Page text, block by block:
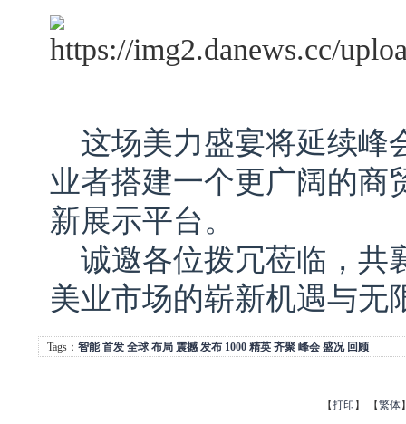
这场美力盛宴将延续峰
业者搭建一个更广阔的商
新展示平台。
诚邀各位拨冗莅临，共
美业市场的崭新机遇与无
Tags： 智能 首发 全球 布局 震撼 发布 1000 精英 齐聚 峰会 盛况 回顾
【打印 】 【繁体